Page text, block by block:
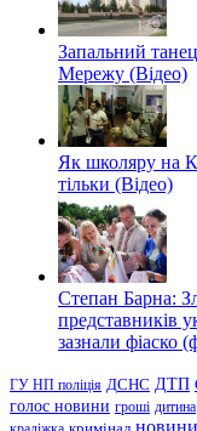
Запальний
Мережу (Відео)
Як школяру на
тільки (Відео)
Степан Барна:
представників
зазнали фіаско
ГУ НП поліція ДСНС ДТП
голос новини гроші дитина